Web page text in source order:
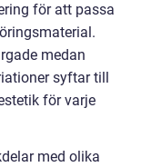
för att passa
medan
syftar till
för varje
med olika